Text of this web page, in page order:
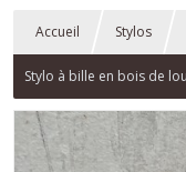
Accueil Stylos
Stylo à bille en bois de